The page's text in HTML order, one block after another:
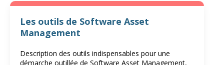
Les outils de Software Asset
Management
Description des outils indispensables pour une
démarche outillée de Software Asset Management,